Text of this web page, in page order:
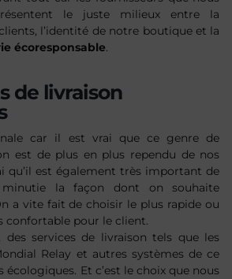
le juste milieux entre la
l’identité de notre boutique et la
écoresponsable.
de livraison
car il est vrai que ce genre de
est de plus en plus rependu de nos
qu’il est également très important de
minutie la façon dont on souhaite
a vite fait de choisir le plus rapide ou
confortable pour le client.
des services de livraison tels que les
Relay et autres systèmes de ce
Et c’est le choix que nous